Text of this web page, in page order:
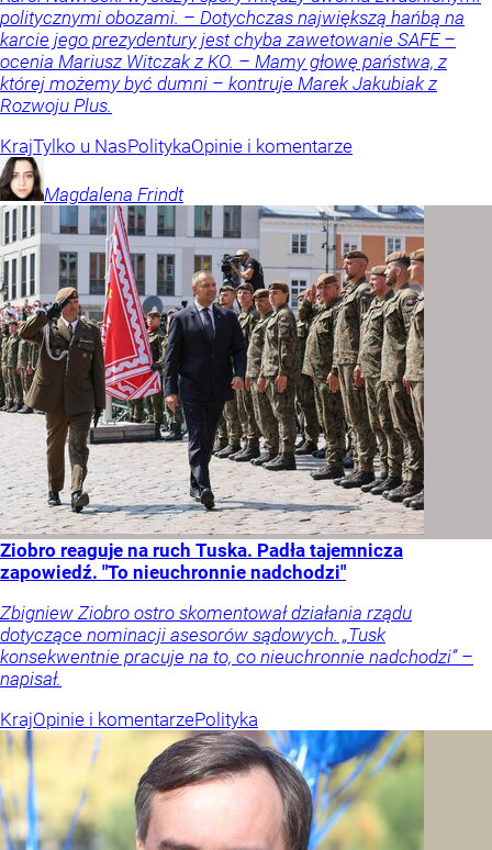
politycznymi obozami. – Dotychczas największą hańbą na
karcie jego prezydentury jest chyba zawetowanie SAFE –
ocenia Mariusz Witczak z KO. – Mamy głowę państwa, z
której możemy być dumni – kontruje Marek Jakubiak z
Rozwoju Plus.
KrajTylko u NasPolitykaOpinie i komentarze
Magdalena Frindt
Ziobro reaguje na ruch Tuska. Padła tajemnicza
zapowiedź. "To nieuchronnie nadchodzi"
Zbigniew Ziobro ostro skomentował działania rządu
dotyczące nominacji asesorów sądowych. „Tusk
konsekwentnie pracuje na to, co nieuchronnie nadchodzi” –
napisał.
KrajOpinie i komentarzePolityka